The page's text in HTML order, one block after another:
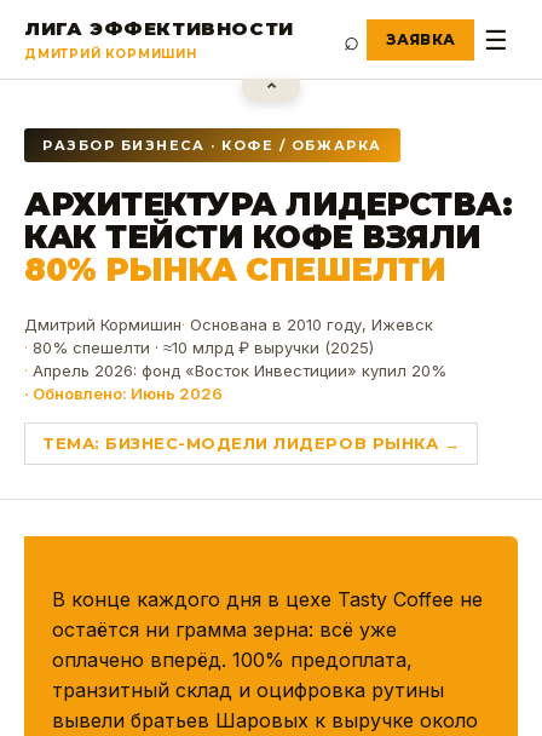
⌃
ЛИГА ЭФФЕКТИВНОСТИ
ДМИТРИЙ КОРМИШИН ⌕ ☰
РАЗБОР БИЗНЕСА · КОФЕ / ОБЖАРКА
АРХИТЕКТУРА ЛИДЕРСТВА:
КАК ТЕЙСТИ КОФЕ ВЗЯЛИ
80% РЫНКА СПЕШЕЛТИ
Дмитрий Кормишин Основана в 2010 году, Ижевск
80% спешелти · ≈10 млрд ₽ выручки (2025)
Апрель 2026: фонд «Восток Инвестиции» купил 20%
Обновлено: Июнь 2026
ТЕМА: БИЗНЕС-МОДЕЛИ ЛИДЕРОВ РЫНКА →
В конце каждого дня в цехе Tasty Coffee не
остаётся ни грамма зерна: всё уже
оплачено вперёд. 100% предоплата,
транзитный склад и оцифровка рутины
вывели братьев Шаровых к выручке около